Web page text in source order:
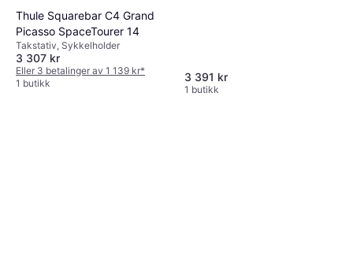
Thule Squarebar C4 Grand
Picasso SpaceTourer 14
Takstativ, Sykkelholder
3 307 kr
Eller 3 betalinger av 1 139 kr*
1 butikk
3 391 kr
1 butikk